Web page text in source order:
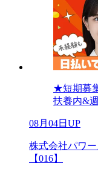
★短期募
扶養内&
08月04日UP
株式会社パワ
【016】